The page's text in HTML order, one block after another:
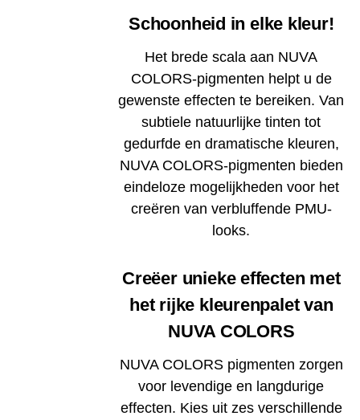
Schoonheid in elke kleur!
Het brede scala aan NUVA
COLORS-pigmenten helpt u de
gewenste effecten te bereiken. Van
subtiele natuurlijke tinten tot
gedurfde en dramatische kleuren,
NUVA COLORS-pigmenten bieden
eindeloze mogelijkheden voor het
creëren van verbluffende PMU-
looks.
Creëer unieke effecten met
het rijke kleurenpalet van
NUVA COLORS
NUVA COLORS pigmenten zorgen
voor levendige en langdurige
effecten. Kies uit zes verschillende